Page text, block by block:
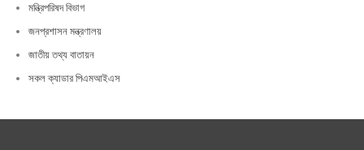
মন্ত্রিপরিষদ বিভাগ
জনপ্রশাসন মন্ত্রণালয়
জাতীয় তথ্য বাতায়ন
সকল ক্যাডার পিএমআইএস